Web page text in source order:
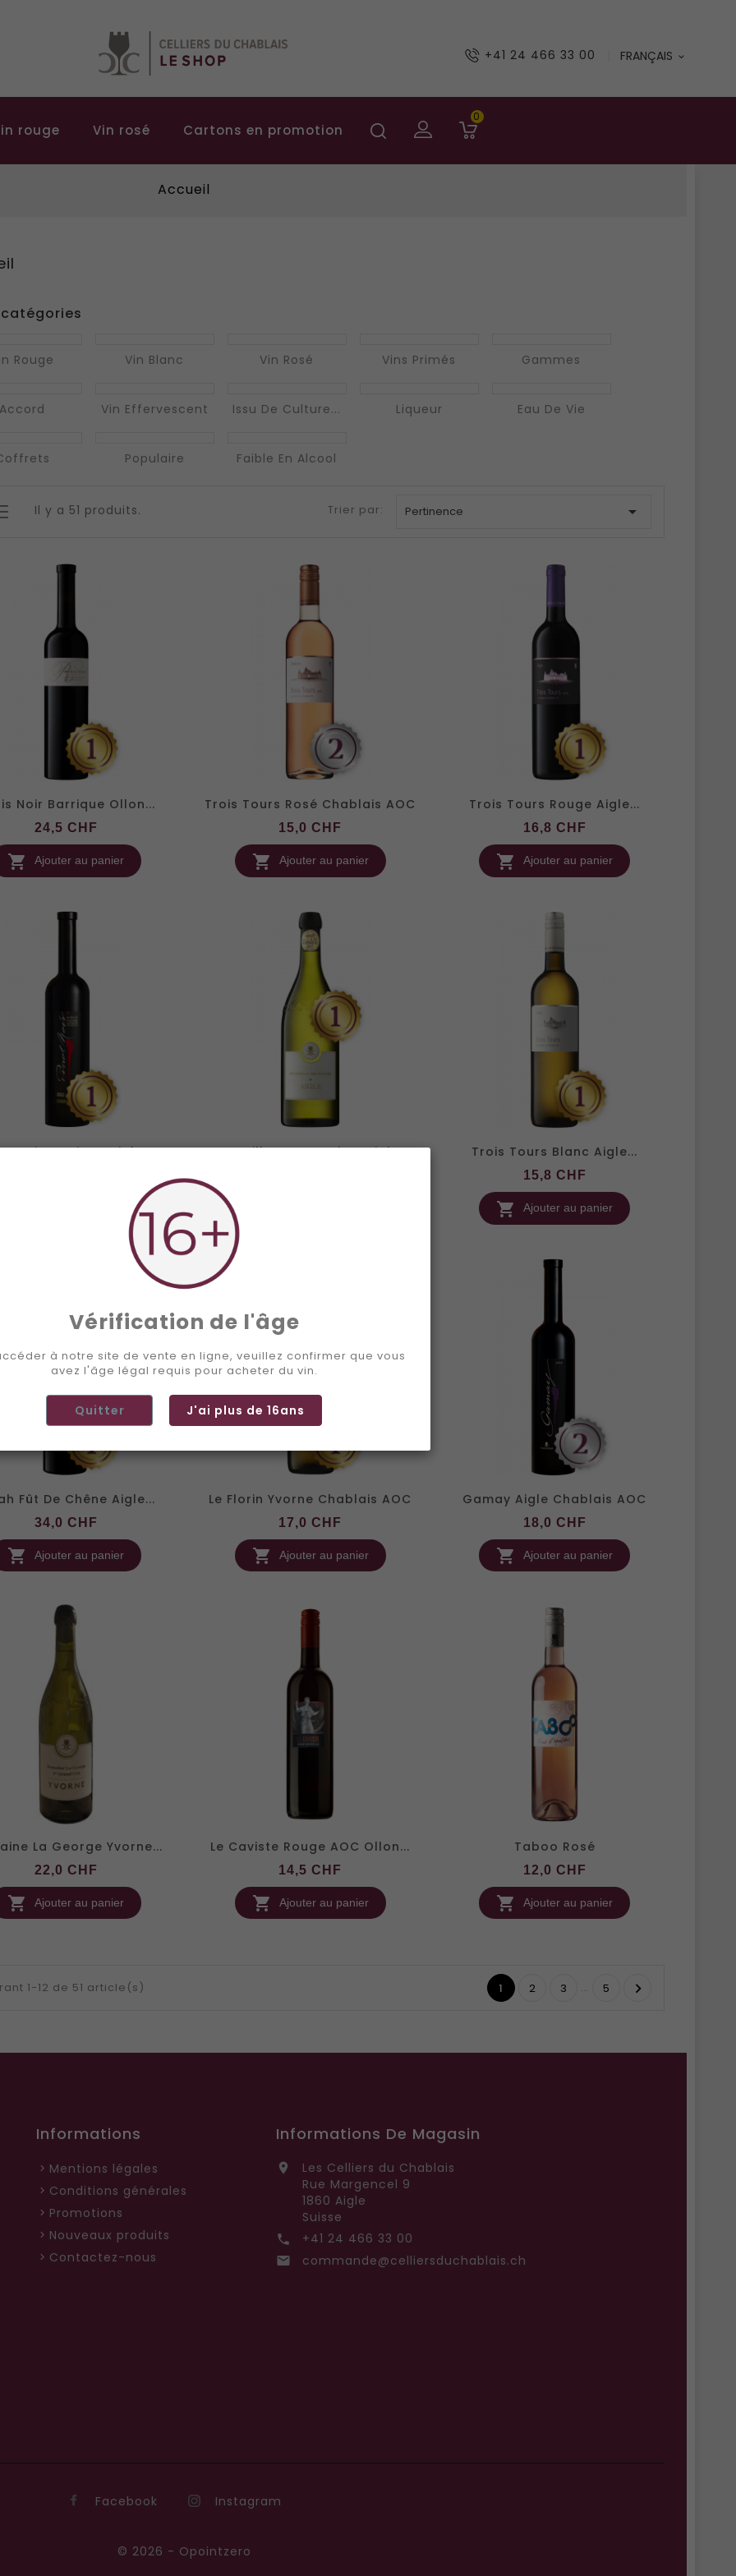
FRANÇAIS 
+41 24 466 33 00
rouge Vin rosé Cartons en promotion
0
Accueil
Rouge Vin Blanc Vin Rosé Vins Primés Gammes
Accord Vin Effervescent Issu De Culture... Liqueur Eau De Vie
Populaire Faible En Alcool
Il y a 51 produits. Trier par: Pertinence 
Noir Barrique Ollon...
24,5 CHF
 Ajouter au panier
Trois Tours Rosé Chablais AOC
15,0 CHF
 Ajouter au panier
Trois Tours Rouge Aigle...
16,8 CHF
 Ajouter au panier
Noir Barrique Aigle... Merveilles Des Roches Aigle... Trois Tours Blanc Aigle...
15,8 CHF
 Ajouter au panier
Fût De Chêne Aigle...
34,0 CHF
 Ajouter au panier
Le Florin Yvorne Chablais AOC
17,0 CHF
 Ajouter au panier
Gamay Aigle Chablais AOC
18,0 CHF
 Ajouter au panier
La George Yvorne...
22,0 CHF
 Ajouter au panier
Le Caviste Rouge AOC Ollon...
14,5 CHF
 Ajouter au panier
Taboo Rosé
12,0 CHF
 Ajouter au panier
1-12 de 51 article(s) 1 2 3 … 5 
Informations
Mentions légales
Conditions générales
Promotions
Nouveaux produits
Contactez-nous
Informations De Magasin

Les Celliers du Chablais
Rue Margencel 9
1860 Aigle
Suisse
 +41 24 466 33 00
 commande@celliersduchablais.ch
Facebook Instagram
Vérification de l'âge
à notre site de vente en ligne, veuillez confirmer que vous
avez l'âge légal requis pour acheter du vin.
Quitter J'ai plus de 16ans
© 2026 - Opointzero